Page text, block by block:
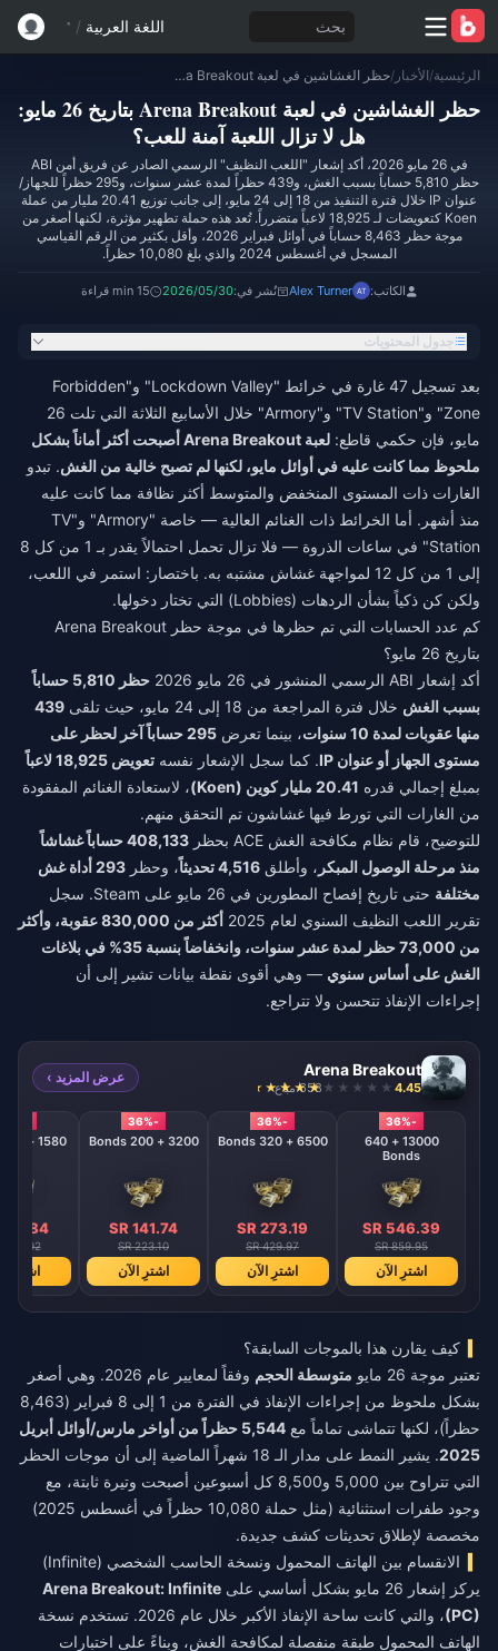
بحث اللغة العربية /
الرئيسية/الأخبار / حظر الغشاشين في لعبة Arena Breakout بتاريخ 26 مايو: هل لا تزال اللعبة آمنة للعب؟
حظر الغشاشين في لعبة Arena Breakout بتاريخ 26 مايو:
هل لا تزال اللعبة آمنة للعب؟
في 26 مايو 2026، أكد إشعار "اللعب النظيف" الرسمي الصادر عن فريق أمن ABI
حظر 5,810 حساباً بسبب الغش، و439 حظراً لمدة عشر سنوات، و295 حظراً للجهاز/
عنوان IP خلال فترة التنفيذ من 18 إلى 24 مايو، إلى جانب توزيع 20.41 مليار من عملة
Koen كتعويضات لـ 18,925 لاعباً متضرراً. تُعد هذه حملة تطهير مؤثرة، لكنها أصغر من
موجة حظر 8,463 حساباً في أوائل فبراير 2026، وأقل بكثير من الرقم القياسي
المسجل في أغسطس 2024 والذي بلغ 10,080 حظراً.
الكاتب: Alex Turner نُشر في:2026/05/30 15 min قراءة
جدول المحتويات
بعد تسجيل 47 غارة في خرائط "Lockdown Valley" و"Forbidden
Zone" و"TV Station" و"Armory" خلال الأسابيع الثلاثة التي تلت 26
مايو، فإن حكمي قاطع:
لعبة Arena Breakout أصبحت أكثر أماناً بشكل
ملحوظ مما كانت عليه في أوائل مايو، لكنها لم تصبح خالية من الغش. تبدو
الغارات ذات المستوى المنخفض والمتوسط أكثر نظافة مما كانت عليه
منذ أشهر. أما الخرائط ذات الغنائم العالية — خاصة "Armory" و"TV
Station" في ساعات الذروة — فلا تزال تحمل احتمالاً يقدر بـ 1 من كل 8
إلى 1 من كل 12 لمواجهة غشاش مشتبه به. باختصار: استمر في اللعب،
ولكن كن ذكياً بشأن الردهات (Lobbies) التي تختار دخولها.
كم عدد الحسابات التي تم حظرها في موجة حظر Arena Breakout
بتاريخ 26 مايو؟
أكد إشعار ABI الرسمي المنشور في 26 مايو 2026
حظر 5,810 حساباً
بسبب الغش خلال فترة المراجعة من 18 إلى 24 مايو، حيث تلقى
439
منها عقوبات لمدة 10 سنوات
، بينما تعرض
295 حساباً آخر لحظر على
مستوى الجهاز أو عنوان IP
. كما سجل الإشعار نفسه تعويض 18,925 لاعباً
بمبلغ إجمالي قدره 20.41 مليار كوين (Koen)
، لاستعادة الغنائم المفقودة
من الغارات التي تورط فيها غشاشون تم التحقق منهم.
للتوضيح، قام نظام مكافحة الغش ACE بحظر
408,133 حساباً غشاشاً
منذ مرحلة الوصول المبكر ، وأطلق 4,516 تحديثاً ، وحظر
293 أداة غش
مختلفة
حتى تاريخ إفصاح المطورين في 26 مايو على Steam. سجل
تقرير اللعب النظيف السنوي لعام 2025
أكثر من 830,000 عقوبة، وأكثر
من 73,000 حظر لمدة عشر سنوات، وانخفاضاً بنسبة 35% في بلاغات
الغش على أساس سنوي — وهي أقوى نقطة بيانات تشير إلى أن
إجراءات الإنفاذ تتحسن ولا تتراجع.
Arena Breakout
4.45 658 مباع
عرض المزيد ›
-36%
13000 + 640
Bonds
SR 546.39
SR 859.95
اشترِ الآن
-36%
6500 + 320 Bonds
SR 273.19
SR 429.97
اشترِ الآن
-36%
3200 + 200 Bonds
SR 141.74
SR 223.10
اشترِ الآن
1580 + 110 Bonds
69.84
109.92
اشترِ
كيف يقارن هذا بالموجات السابقة؟
تعتبر موجة 26 مايو
متوسطة الحجم
وفقاً لمعايير عام 2026. وهي أصغر
بشكل ملحوظ من إجراءات الإنفاذ في الفترة من 1 إلى 8 فبراير (8,463
حظراً)، لكنها تتماشى تماماً مع
5,544 حظراً من أواخر مارس/أوائل أبريل
2025
. يشير النمط على مدار الـ 18 شهراً الماضية إلى أن موجات الحظر
التي تتراوح بين 5,000 و8,500 كل أسبوعين أصبحت وتيرة ثابتة، مع
وجود طفرات استثنائية (مثل حملة 10,080 حظراً في أغسطس 2025)
مخصصة لإطلاق تحديثات كشف جديدة.
الانقسام بين الهاتف المحمول ونسخة الحاسب الشخصي (Infinite)
يركز إشعار 26 مايو بشكل أساسي على
Arena Breakout: Infinite
(PC)
، والتي كانت ساحة الإنفاذ الأكبر خلال عام 2026. تستخدم نسخة
الهاتف المحمول طبقة منفصلة لمكافحة الغش، وبناءً على اختبارات